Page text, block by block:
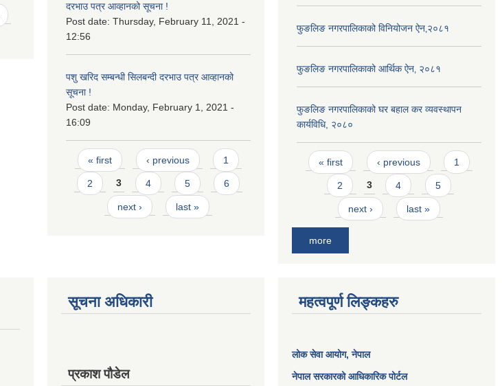
दरभाउ पत्र आव्हानको सूचना !
Post date: Thursday, February 11, 2021 -
12:56
पशु खरिद सम्बन्धी सिलबन्दी दरभाउ पत्र आव्हानको
सूचना !
Post date: Monday, February 1, 2021 -
16:09
Pages
« first ‹ previous 1
2 3 4 5 6
next › last »
फुङलिङ नगरपालिकाको विनियोजन ऐन‚२०८१
फुङलिङ नगरपालिकाको आर्थिक ऐन‚ २०८१
फुङलिङ नगरपालिकाको घर बहाल कर व्यवस्थापन
कार्यविधि, २०८०
Pages
« first ‹ previous 1
2 3 4 5
next › last »
more
सूचना अधिकारी
प्रकाश पौडेल
महत्वपूर्ण लिङ्कहरु
लोक सेवा आयोग, नेपाल
नेपाल सरकारको आधिकारिक पोर्टल